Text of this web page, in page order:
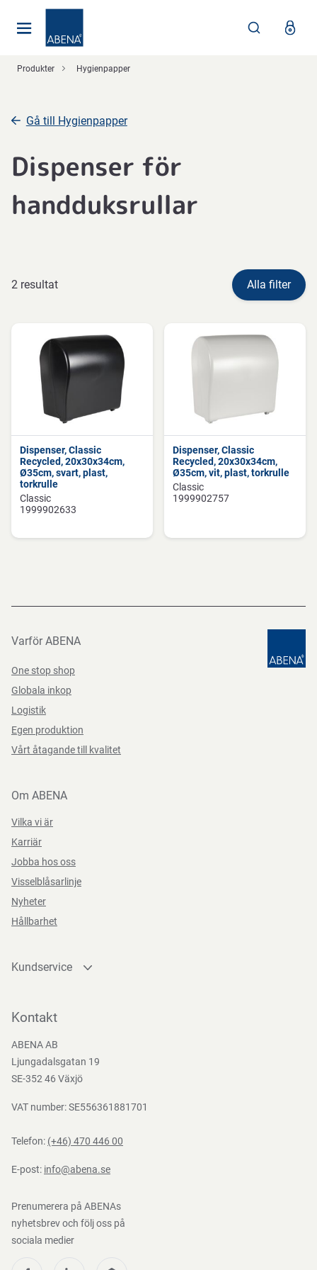
Produkter Hygienpapper
Gå till Hygienpapper
Dispenser för
handduksrullar
2 resultat Alla filter
Dispenser, Classic
Recycled, 20x30x34cm,
Ø35cm, svart, plast,
torkrulle
Classic
1999902633
Dispenser, Classic
Recycled, 20x30x34cm,
Ø35cm, vit, plast, torkrulle
Classic
1999902757
Varför ABENA
One stop shop
Globala inkop
Logistik
Egen produktion
Vårt åtagande till kvalitet
Om ABENA
Vilka vi är
Karriär
Jobba hos oss
Visselblåsarlinje
Nyheter
Hållbarhet
Kundservice
Bli kund
Nedladdningar
Kontakt
ABENA AB
Ljungadalsgatan 19
SE-352 46 Växjö
VAT number: SE556361881701
Telefon: (+46) 470 446 00
E-post: info@abena.se
Prenumerera på ABENAs
nyhetsbrev och följ oss på
sociala medier